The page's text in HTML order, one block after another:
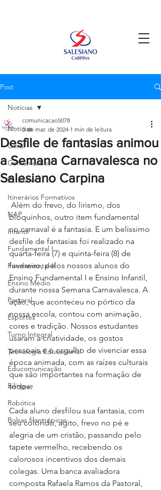
Post
Notícias
Geral
Comunicados
Ex-aluno
Itinerários Formativos
NAP
Infantil
Fundamental I
Fundamental II
Ensino Médio
Pastoral
Esportes
Turno Integral
Tecnologia Educacional
Educomunicação
Bilíngue
Robótica
Bolsas filantrópicas
Notícias
Desfile de fantasias animou
a Semana Carnavalesca no
Salesiano Carpina
comunicacao5078
3 de mar. de 2024 1 min de leitura
Além do frevo, do lirismo, dos
bloquinhos, outro item fundamental
no carnaval é a fantasia. E um belíssimo
desfile de fantasias foi realizado na
quarta-feira (7) e quinta-feira (8) de
fevereiro, pelos nossos alunos do
Ensino Fundamental I e Ensino Infantil,
durante nossa Semana Carnavalesca. A
ação, que aconteceu no pórtico da
nossa escola, contou com animação,
cores e tradição. Nossos estudantes
usaram a criatividade, os gostos
pessoais e o orgulho de vivenciar essa
época animada, com as raízes culturais
que são importantes na formação de
todos.
Cada aluno desfilou sua fantasia, com
seu colorido, agito, frevo no pé e
alegria de um cristão, passando pelo
tapete vermelho, recebendo os
calorosos incentivos dos demais
colegas. Uma banca avaliadora
composta Rafaela Ramos da Pastoral,